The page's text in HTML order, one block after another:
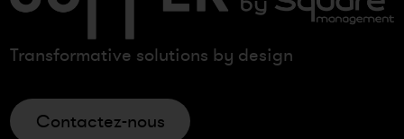
Transformative solutions by design
Contactez-nous